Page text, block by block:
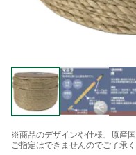
※商品のデザインや仕様、原産
ご指定はできませんのでご了承く